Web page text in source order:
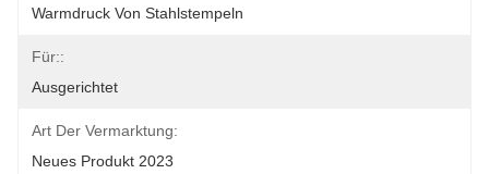
Warmdruck Von Stahlstempeln
Für::
Ausgerichtet
Art Der Vermarktung:
Neues Produkt 2023